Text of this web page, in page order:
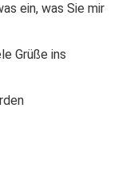
ein, was Sie mir
Grüße ins